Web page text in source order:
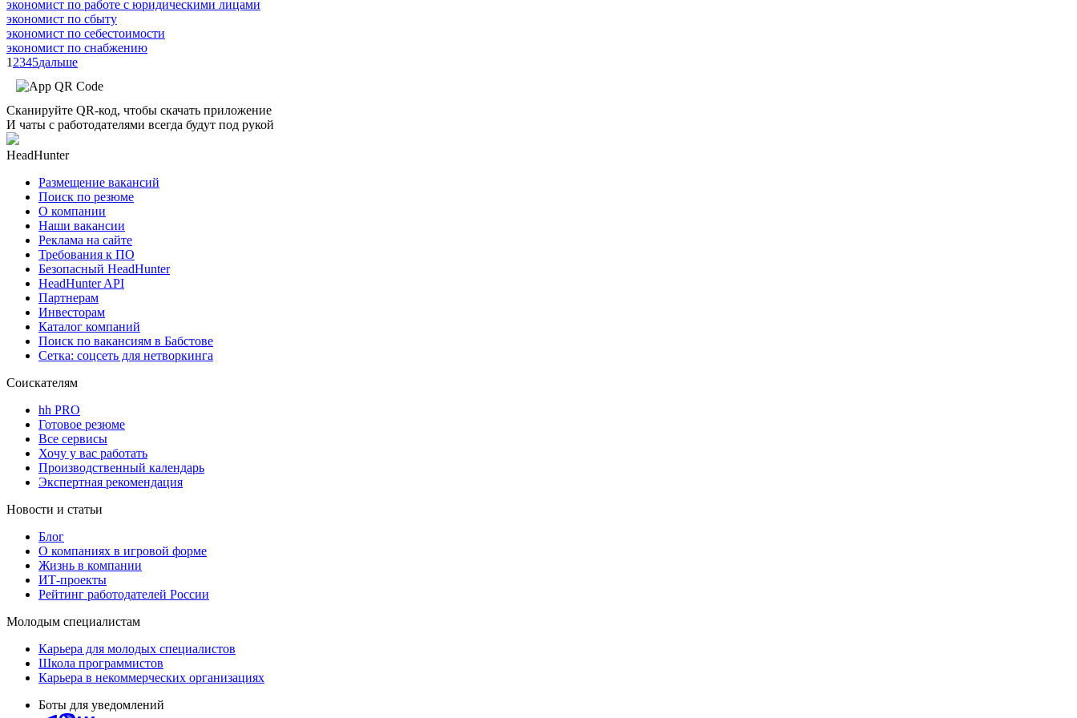
экономист по работе с юридическими лицами
экономист по сбыту
экономист по себестоимости
экономист по снабжению
1 2345дальше
Сканируйте QR-код, чтобы скачать приложение
И чаты с работодателями всегда будут под рукой
HeadHunter
Размещение вакансий
Поиск по резюме
О компании
Наши вакансии
Реклама на сайте
Требования к ПО
Безопасный HeadHunter
HeadHunter API
Партнерам
Инвесторам
Каталог компаний
Поиск по вакансиям в Бабстове
Сетка: соцсеть для нетворкинга
Соискателям
hh PRO
Готовое резюме
Все сервисы
Хочу у вас работать
Производственный календарь
Экспертная рекомендация
Новости и статьи
Блог
О компаниях в игровой форме
Жизнь в компании
ИТ-проекты
Рейтинг работодателей России
Молодым специалистам
Карьера для молодых специалистов
Школа программистов
Карьера в некоммерческих организациях
Боты для уведомлений